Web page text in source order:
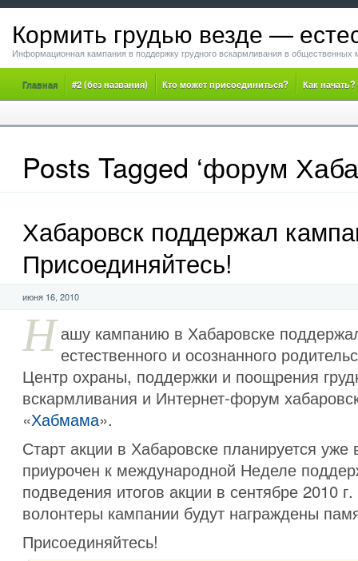
Кормить грудью везде —
Информационная кампания в поддержку грудного вскармливания в общественных
Главная #2 (без названия) Кто может присоединиться? Как начать?
Posts Tagged ‘форум
Хабаровск поддержал
Присоединяйтесь!
июня 16, 2010
Н ашу кампанию в Хабаровске
естественного и осознанного
Центр охраны, поддержки и поощрения
вскармливания и Интернет-форум
«Хабмама».
Старт акции в Хабаровске планируется
приурочен к международной Неделе
подведения итогов акции в сентябре 2010
волонтеры кампании будут награждены
Присоединяйтесь!